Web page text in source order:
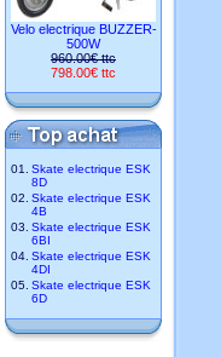
Velo electrique BUZZER-
500W
960.00€ ttc
798.00€ ttc
01.
Skate electrique ESK
8D
02. Skate electrique ESK
4B
03. Skate electrique ESK
6BI
04. Skate electrique ESK
4DI
05. Skate electrique ESK
6D